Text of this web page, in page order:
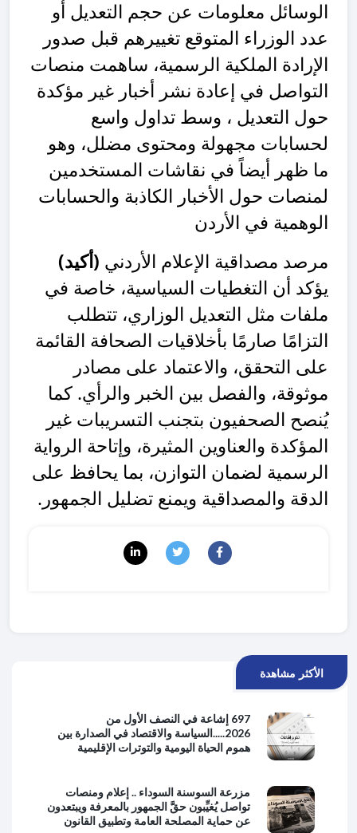
الوسائل معلومات عن حجم التعديل أو
عدد الوزراء المتوقع تغييرهم قبل صدور
الإرادة الملكية الرسمية، ساهمت منصات
التواصل في إعادة نشر أخبار غير مؤكدة
حول التعديل ، وسط تداول واسع
لحسابات مجهولة ومحتوى مضلل، وهو
ما ظهر أيضاً في نقاشات المستخدمين
لمنصات حول الأخبار الكاذبة والحسابات
الوهمية في الأردن
مرصد مصداقية الإعلام الأردني (أكيد)
يؤكد أن التغطيات السياسية، خاصة في
ملفات مثل التعديل الوزاري، تتطلب
التزامًا صارمًا بأخلاقيات الصحافة القائمة
على التحقق، والاعتماد على مصادر
موثوقة، والفصل بين الخبر والرأي. كما
يُنصح الصحفيون بتجنب التسريبات غير
المؤكدة والعناوين المثيرة، وإتاحة الرواية
الرسمية لضمان التوازن، بما يحافظ على
الدقة والمصداقية ويمنع تضليل الجمهور.
الأكثر مشاهدة
697 إشاعة في النصف الأول من
2026.....السياسة والاقتصاد في الصدارة بين
هموم الحياة اليومية والتوترات الإقليمية
مزرعة السوسنة السوداء .. إعلام ومنصات
تواصل يُغيِّبون حقَّ الجمهور بالمعرفة ويبتعدون
عن حماية المصلحة العامة وتطبيق القانون